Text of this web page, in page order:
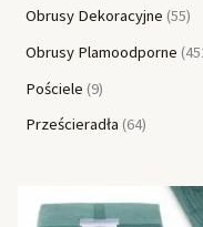
Obrusy Dekoracyjne 55
Obrusy Plamoodporne
Pościele 9
Prześcieradła 64